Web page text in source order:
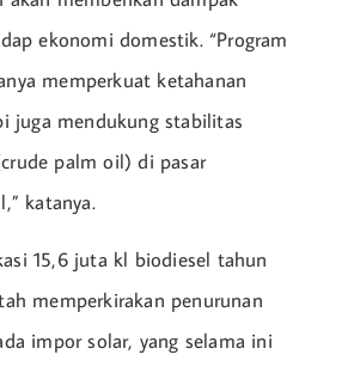
ekonomi domestik. “Program
memperkuat ketahanan
juga mendukung stabilitas
palm oil) di pasar
katanya.
15,6 juta kl biodiesel tahun
memperkirakan penurunan
impor solar, yang selama ini